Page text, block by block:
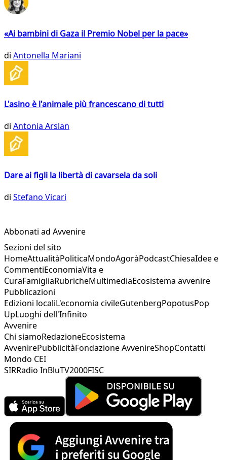
«Ai bambini di Gaza il Premio Nobel per la pace»
di Antonella Mariani
L'asino è l'animale più francescano di tutti
di Antonia Arslan
Dare ai figli la libertà di cavarsela da soli
di Stefano Vicari
Abbonati ad Avvenire
Sezioni del sito
HomeAttualitàPoliticaMondoAgoràPodcastChiesaIdee e
CommentiEconomiaVita e
CuraFamigliaRubricheMultimediaEcosistema avvenire
Pubblicazioni
Edizioni localiL'economia civileGutenbergPopotusPop
UpLuoghi dell'Infinito
Avvenire
Chi siamoRedazioneEcosistema
AvvenirePubblicitàFondazione AvvenireShopContatti
Mondo CEI
SIRRadio InBluTV2000FISC